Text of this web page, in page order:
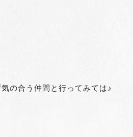
の合う仲間と行ってみては♪